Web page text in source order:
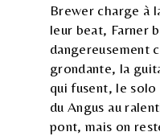
Brewer charge à
leur beat, Farner
dangereusement
grondante, la
qui fusent, le
du Angus au
pont, mais on